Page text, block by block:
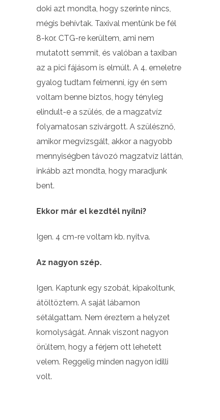
doki azt mondta, hogy szerinte nincs,
mégis behívtak. Taxival mentünk be fél
8-kor. CTG-re kerültem, ami nem
mutatott semmit, és valóban a taxiban
az a pici fájásom is elmúlt. A 4. emeletre
gyalog tudtam felmenni, így én sem
voltam benne biztos, hogy tényleg
elindult-e a szülés, de a magzatvíz
folyamatosan szivárgott. A szülésznő,
amikor megvizsgált, akkor a nagyobb
mennyiségben távozó magzatvíz láttán,
inkább azt mondta, hogy maradjunk
bent.
Ekkor már el kezdtél nyílni?
Igen. 4 cm-re voltam kb. nyitva.
Az nagyon szép.
Igen. Kaptunk egy szobát, kipakoltunk,
átöltöztem. A saját lábamon
sétálgattam. Nem éreztem a helyzet
komolyságát. Annak viszont nagyon
örültem, hogy a férjem ott lehetett
velem. Reggelig minden nagyon idilli
volt.